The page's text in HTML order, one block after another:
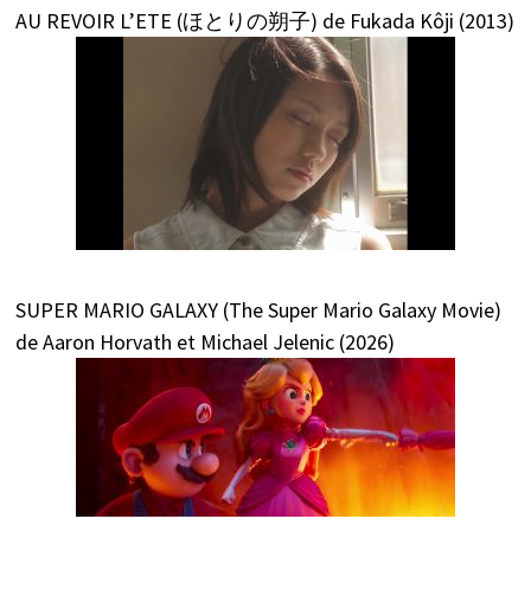
AU REVOIR L’ETE (ほとりの朔子) de Fukada Kôji (2013)
SUPER MARIO GALAXY (The Super Mario Galaxy Movie)
de Aaron Horvath et Michael Jelenic (2026)